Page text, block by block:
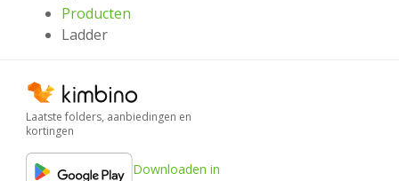
Producten
Ladder
Laatste folders, aanbiedingen en
kortingen
Downloaden in